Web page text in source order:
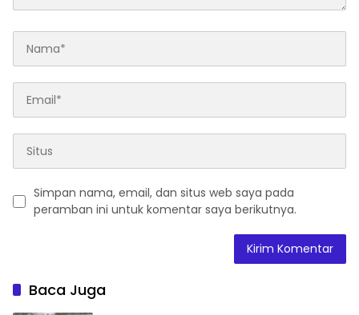
Simpan nama, email, dan situs web saya pada
peramban ini untuk komentar saya berikutnya.
Baca Juga